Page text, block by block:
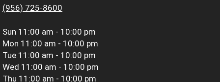
(956) 725-8600
Sun 11:00 am - 10:00 pm
Mon 11:00 am - 10:00 pm
Tue 11:00 am - 10:00 pm
Wed 11:00 am - 10:00 pm
Thu 11:00 am - 10:00 pm